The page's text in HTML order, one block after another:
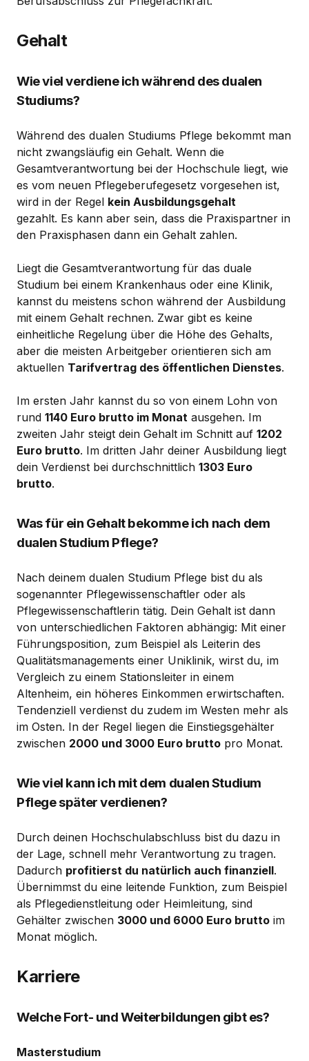
Gehalt
Wie viel verdiene ich während des dualen
Studiums?
Während des dualen Studiums Pflege bekommt man
nicht zwangsläufig ein Gehalt. Wenn die
Gesamtverantwortung bei der Hochschule liegt, wie
es vom neuen Pflegeberufegesetz vorgesehen ist,
wird in der Regel kein Ausbildungsgehalt
gezahlt. Es kann aber sein, dass die Praxispartner in
den Praxisphasen dann ein Gehalt zahlen.
Liegt die Gesamtverantwortung für das duale
Studium bei einem Krankenhaus oder eine Klinik,
kannst du meistens schon während der Ausbildung
mit einem Gehalt rechnen. Zwar gibt es keine
einheitliche Regelung über die Höhe des Gehalts,
aber die meisten Arbeitgeber orientieren sich am
aktuellen Tarifvertrag des öffentlichen Dienstes.
Im ersten Jahr kannst du so von einem Lohn von
rund 1140 Euro brutto im Monat ausgehen. Im
zweiten Jahr steigt dein Gehalt im Schnitt auf 1202
Euro brutto. Im dritten Jahr deiner Ausbildung liegt
dein Verdienst bei durchschnittlich 1303 Euro
brutto.
Was für ein Gehalt bekomme ich nach dem
dualen Studium Pflege?
Nach deinem dualen Studium Pflege bist du als
sogenannter Pflegewissenschaftler oder als
Pflegewissenschaftlerin tätig. Dein Gehalt ist dann
von unterschiedlichen Faktoren abhängig: Mit einer
Führungsposition, zum Beispiel als Leiterin des
Qualitätsmanagements einer Uniklinik, wirst du, im
Vergleich zu einem Stationsleiter in einem
Altenheim, ein höheres Einkommen erwirtschaften.
Tendenziell verdienst du zudem im Westen mehr als
im Osten. In der Regel liegen die Einstiegsgehälter
zwischen 2000 und 3000 Euro brutto pro Monat.
Wie viel kann ich mit dem dualen Studium
Pflege später verdienen?
Durch deinen Hochschulabschluss bist du dazu in
der Lage, schnell mehr Verantwortung zu tragen.
Dadurch profitierst du natürlich auch finanziell.
Übernimmst du eine leitende Funktion, zum Beispiel
als Pflegedienstleitung oder Heimleitung, sind
Gehälter zwischen 3000 und 6000 Euro brutto im
Monat möglich.
Karriere
Welche Fort- und Weiterbildungen gibt es?
Masterstudium